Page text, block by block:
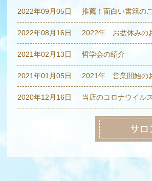
2022年09月05日 推薦！面白い書籍の
2022年08月16日 2022年 お盆休みの
2021年02月13日 哲学会の紹介
2021年01月05日 2021年 営業開始の
2020年12月16日 当店のコロナウイル